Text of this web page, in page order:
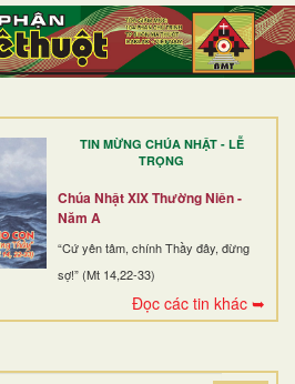
TIN MỪNG CHÚA NHẬT - LỄ
TRỌNG
Chúa Nhật XIX Thường Niên -
Năm A
“Cứ yên tâm, chính Thầy đây, đừng
sợ!” (Mt 14,22-33)
Đọc các tin khác ➥